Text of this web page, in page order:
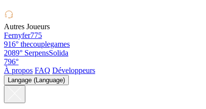
Autres Joueurs
Fernyfer775
916° thecouplegames
2089° SerpensSolida
796°
À propos FAQ Développeurs
Langage (Language)